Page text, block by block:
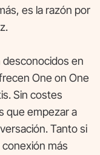
es la razón por
desconocidos en
One on One
Sin costes
que empezar a
Tanto si
más